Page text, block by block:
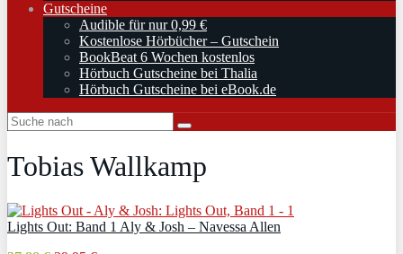
Gutscheine
Audible für nur 0,99 €
Kostenlose Hörbücher – Gutschein
BookBeat 6 Wochen kostenlos
Hörbuch Gutscheine bei Thalia
Hörbuch Gutscheine bei eBook.de
Tobias Wallkamp
Lights Out: Band 1 Aly & Josh – Navessa Allen